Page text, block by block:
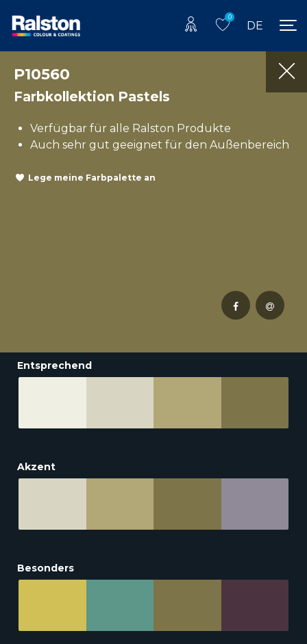
0
DE
P10560
Farbkollektion Pastels
Verfügbar für alle Ralston Produkte
Auch sehr gut geeignet für den Außenbereich
Lege meine Farbpalette an
Entsprechend
Akzent
Besonders